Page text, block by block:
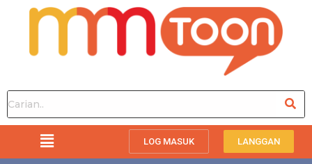
LOG MASUK LANGGAN